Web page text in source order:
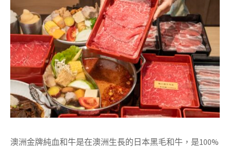
澳洲金牌純血和牛是在澳洲生長的日本黑毛和牛，是100%